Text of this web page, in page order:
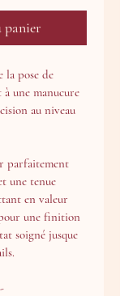
la pose de
une manucure
au niveau
parfaitement
une tenue
en valeur
une finition
soigné jusque